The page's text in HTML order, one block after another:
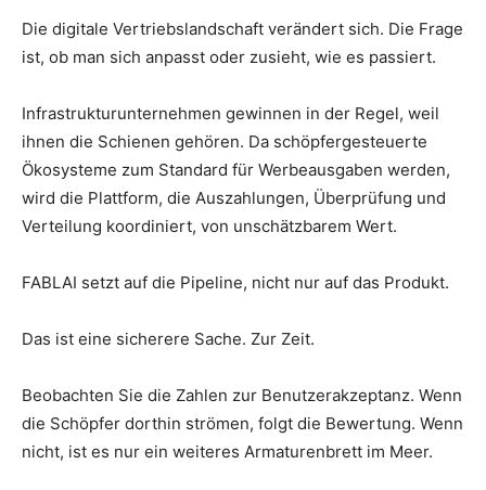
Die digitale Vertriebslandschaft verändert sich. Die Frage
ist, ob man sich anpasst oder zusieht, wie es passiert.
Infrastrukturunternehmen gewinnen in der Regel, weil
ihnen die Schienen gehören. Da schöpfergesteuerte
Ökosysteme zum Standard für Werbeausgaben werden,
wird die Plattform, die Auszahlungen, Überprüfung und
Verteilung koordiniert, von unschätzbarem Wert.
FABLAI setzt auf die Pipeline, nicht nur auf das Produkt.
Das ist eine sicherere Sache. Zur Zeit.
Beobachten Sie die Zahlen zur Benutzerakzeptanz. Wenn
die Schöpfer dorthin strömen, folgt die Bewertung. Wenn
nicht, ist es nur ein weiteres Armaturenbrett im Meer.